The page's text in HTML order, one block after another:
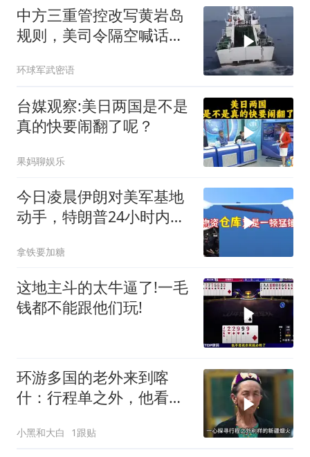
中方三重管控改写黄岩岛
规则，美司令隔空喊话露
环球军武密语
台媒观察:美日两国是不是
真的快要闹翻了呢？
果妈聊娱乐
今日凌晨伊朗对美军基地
动手，特朗普24小时内服
拿铁要加糖
这地主斗的太牛逼了!一毛
钱都不能跟他们玩!
环游多国的老外来到喀
什：行程单之外，他看到
小黑和大白 1跟贴